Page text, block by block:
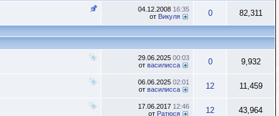
04.12.2008 16:35
от Викуля 0 82,311
29.06.2025 00:03
от василисса 0 9,932
06.06.2025 02:01
от василисса 12 11,459
17.06.2017 12:46
от Ратюся 12 43,964